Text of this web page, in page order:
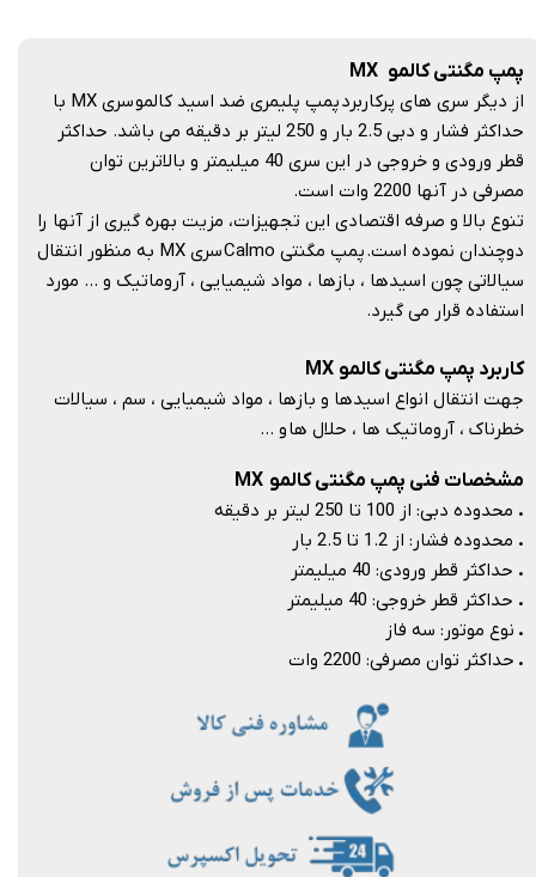
پمپ مگنتی کالمو MX
از دیگر سری های پرکاربرد پمپ پلیمری ضد اسید کالمو سری MX با
حداکثر فشار و دبی 2.5 بار و 250 لیتر بر دقیقه می باشد. حداکثر
قطر ورودی و خروجی در این سری 40 میلیمتر و بالاترین توان
مصرفی در آنها 2200 وات است.
تنوع بالا و صرفه اقتصادی این تجهیزات، مزیت بهره گیری از آنها را
دوچندان نموده است. پمپ مگنتی Calmo سری MX به منظور انتقال
سیالاتی چون اسیدها ، بازها ، مواد شیمیایی ، آروماتیک و … مورد
استفاده قرار می گیرد.
کاربرد پمپ مگنتی کالمو MX
جهت انتقال انواع اسیدها و بازها ، مواد شیمیایی ، سم ،‌ سیالات
خطرناک ، آروماتیک ها ، حلال ها و …​​​​​​​
مشخصات فنی پمپ مگنتی کالمو MX
. محدوده دبی: از 100 تا 250 لیتر بر دقیقه
. محدوده فشار: از 1.2 تا 2.5 بار
. حداکثر قطر ورودی: 40 میلیمتر
. حداکثر قطر خروجی: 40 میلیمتر
. نوع موتور: سه فاز
. حداکثر توان مصرفی: 2200 وات​​​​​​​